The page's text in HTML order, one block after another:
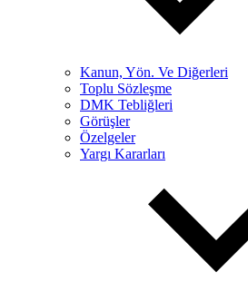
Kanun, Yön. Ve Diğerleri
Toplu Sözleşme
DMK Tebliğleri
Görüşler
Özelgeler
Yargı Kararları